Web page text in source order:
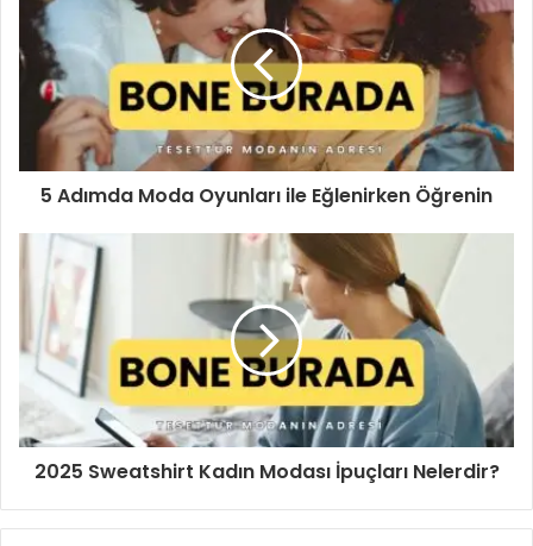
s
5 Adımda Moda Oyunları ile Eğlenirken Öğrenin
2025 Sweatshirt Kadın Modası İpuçları Nelerdir?